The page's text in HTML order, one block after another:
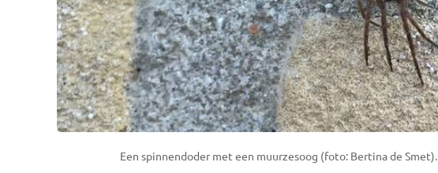
Een spinnendoder met een muurzesoog (foto: Bertina de Smet).